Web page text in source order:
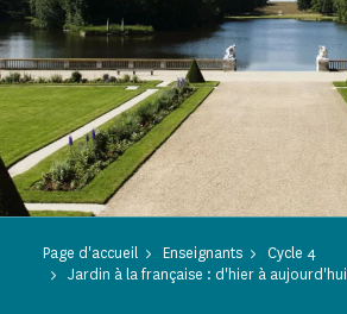
Page d'accueil Enseignants
Cycle 4
Jardin à la française : d'hier à aujourd'hui